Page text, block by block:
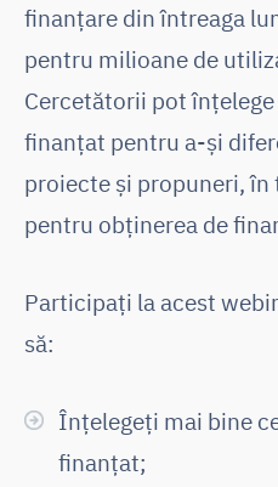
finanțare din întreaga
pentru milioane de
Cercetătorii pot
finanțat pentru a-și
proiecte și propuneri, în
pentru obținerea de
Participați la acest
să:
Înțelegeți mai bine
finanțat;